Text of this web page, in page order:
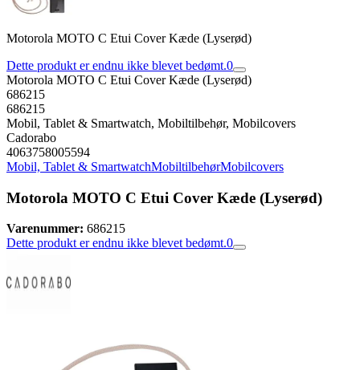
Motorola MOTO C Etui Cover Kæde (Lyserød)
Dette produkt er endnu ikke blevet bedømt.0
Motorola MOTO C Etui Cover Kæde (Lyserød)
686215
686215
Mobil, Tablet & Smartwatch, Mobiltilbehør, Mobilcovers
Cadorabo
4063758005594
Mobil, Tablet & SmartwatchMobiltilbehørMobilcovers
Motorola MOTO C Etui Cover Kæde (Lyserød)
Varenummer: 686215
Dette produkt er endnu ikke blevet bedømt.0